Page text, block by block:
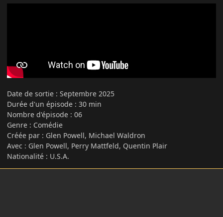
Date de sortie : Septembre 2025
Durée d'un épisode : 30 min
Nombre d'épisode : 06
Genre : Comédie
Créée par : Glen Powell, Michael Waldron
Avec : Glen Powell, Perry Mattfeld, Quentin Plair
Nationalité : U.S.A.